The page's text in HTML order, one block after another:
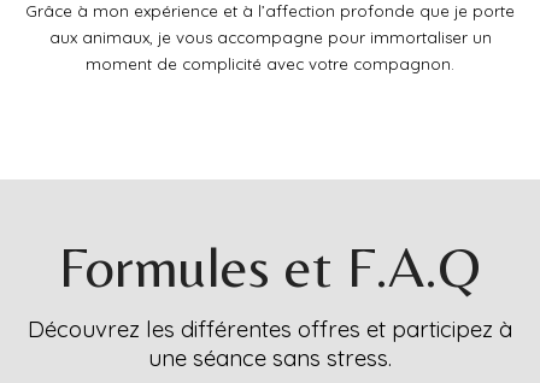
Grâce à mon expérience et à l’affection profonde que je porte
aux animaux, je vous accompagne pour immortaliser un
moment de complicité avec votre compagnon.
Formules et F.A.Q
Découvrez les différentes offres et participez à
une séance sans stress.